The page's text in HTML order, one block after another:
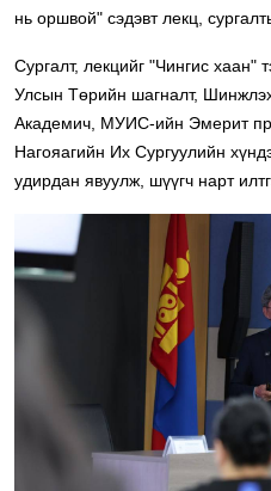
нь оршвой" сэдэвт лекц,
Сургалт, лекцийг "Чингис хаан"
Улсын Төрийн шагналт, Шинжлэх
Академич, МУИС-ийн Эмерит
Нагояагийн Их Сургуулийн
удирдан явуулж, шүүгч нарт